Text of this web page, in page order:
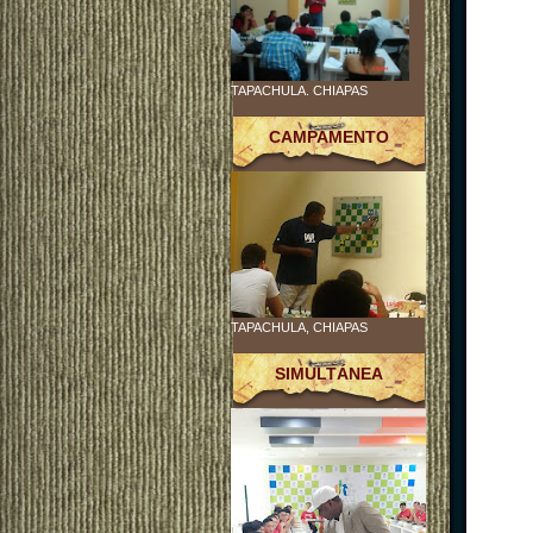
TAPACHULA. CHIAPAS
CAMPAMENTO
TAPACHULA, CHIAPAS
SIMULTÁNEA